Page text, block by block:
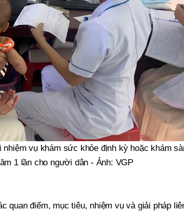
vụ khám sức khỏe định kỳ hoặc khám
1 lần cho người dân - Ảnh: VGP
quan điểm, mục tiêu, nhiệm vụ và giải pháp